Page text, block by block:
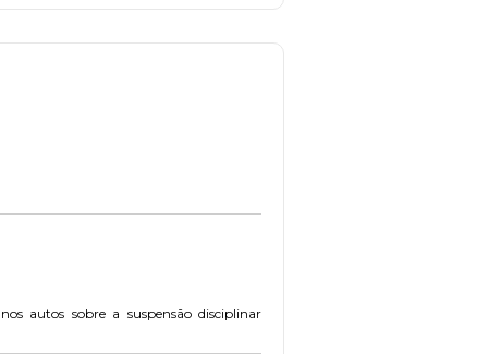
autos sobre a suspensão disciplinar